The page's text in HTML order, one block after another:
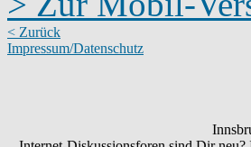
< Zurück
Impressum/Datenschutz